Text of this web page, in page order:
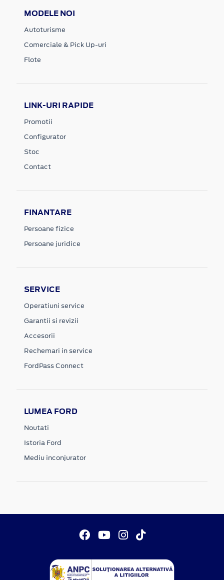
MODELE NOI
Autoturisme
Comerciale & Pick Up-uri
Flote
LINK-URI RAPIDE
Promotii
Configurator
Stoc
Contact
FINANTARE
Persoane fizice
Persoane juridice
SERVICE
Operatiuni service
Garantii si revizii
Accesorii
Rechemari in service
FordPass Connect
LUMEA FORD
Noutati
Istoria Ford
Mediu inconjurator